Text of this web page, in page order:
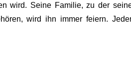
wird. Seine Familie, zu der
wird ihn immer feiern.